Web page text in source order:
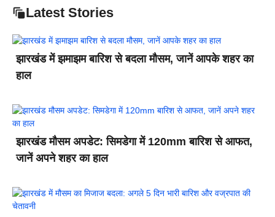
Latest Stories
झारखंड में झमाझम बारिश से बदला मौसम, जानें आपके शहर का
हाल
झारखंड मौसम अपडेट: सिमडेगा में 120mm बारिश से आफत,
जानें अपने शहर का हाल